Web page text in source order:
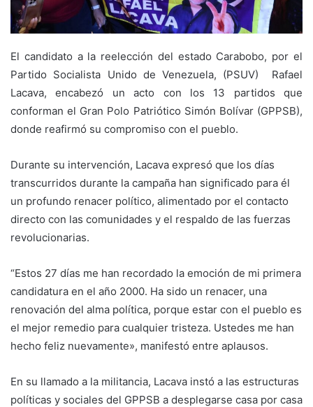
El candidato a la reelección del estado Carabobo, por el
Partido Socialista Unido de Venezuela, (PSUV) Rafael
Lacava, encabezó un acto con los 13 partidos que
conforman el Gran Polo Patriótico Simón Bolívar (GPPSB),
donde reafirmó su compromiso con el pueblo.
Durante su intervención, Lacava expresó que los días
transcurridos durante la campaña han significado para él
un profundo renacer político, alimentado por el contacto
directo con las comunidades y el respaldo de las fuerzas
revolucionarias.
“Estos 27 días me han recordado la emoción de mi primera
candidatura en el año 2000. Ha sido un renacer, una
renovación del alma política, porque estar con el pueblo es
el mejor remedio para cualquier tristeza. Ustedes me han
hecho feliz nuevamente», manifestó entre aplausos.
En su llamado a la militancia, Lacava instó a las estructuras
políticas y sociales del GPPSB a desplegarse casa por casa